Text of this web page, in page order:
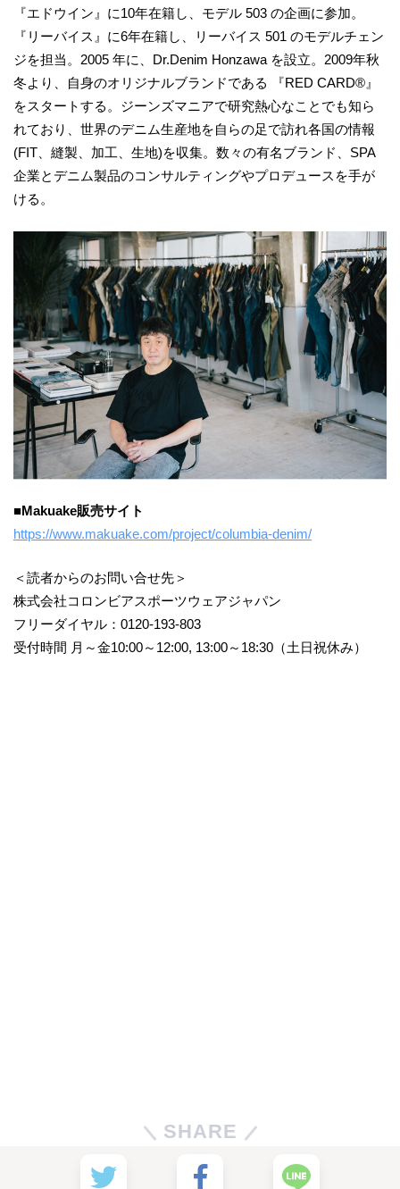
『エドウイン』に10年在籍し、モデル 503 の企画に参加。
『リーバイス』に6年在籍し、リーバイス 501 のモデルチェン
ジを担当。2005 年に、Dr.Denim Honzawa を設立。2009年秋
冬より、自身のオリジナルブランドである 『RED CARD®』
をスタートする。ジーンズマニアで研究熱心なことでも知ら
れており、世界のデニム生産地を自らの足で訪れ各国の情報
(FIT、縫製、加工、生地)を収集。数々の有名ブランド、SPA
企業とデニム製品のコンサルティングやプロデュースを手が
ける。
■Makuake販売サイト
https://www.makuake.com/project/columbia-denim/
＜読者からのお問い合せ先＞
株式会社コロンビアスポーツウェアジャパン
フリーダイヤル：0120-193-803
受付時間 月～金10:00～12:00, 13:00～18:30（土日祝休み）
SHARE